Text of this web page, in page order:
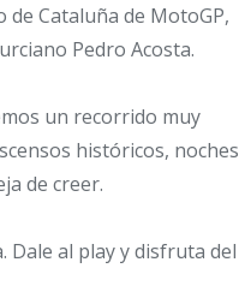
Cataluña de MotoGP,
Pedro Acosta.
un recorrido muy
históricos, noches
de creer.
Dale al play y disfruta del